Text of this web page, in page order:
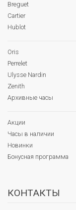
Breguet
Cartier
Hublot
Oris
Perrelet
Ulysse Nardin
Zenith
Архивные часы
Акции
Часы в наличии
Новинки
Бонусная программа
КОНТАКТЫ